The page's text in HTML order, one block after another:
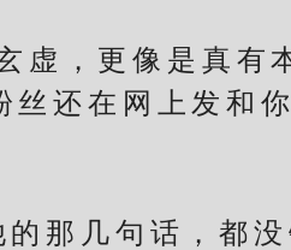
，更像是真有
还在网上发和
那几句话，都没